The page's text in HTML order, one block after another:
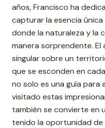
años, Francisco ha
capturar la esencia
donde la naturaleza y la
manera sorprendente.
singular sobre un
que se esconden en
no solo es una guía para
visitado estas
también se convierte en
tenido la oportunidad de